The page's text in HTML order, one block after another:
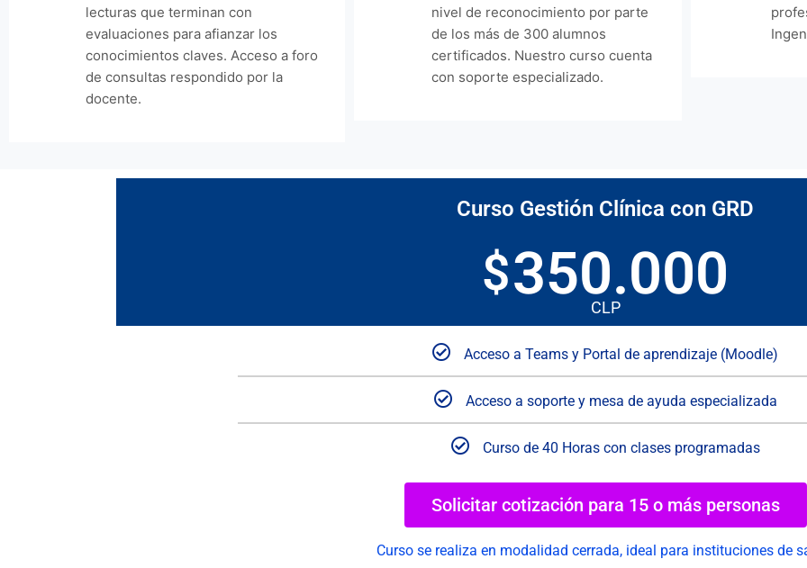
lecturas que terminan con
evaluaciones para afianzar los
conocimientos claves. Acceso a foro
de consultas respondido por la
docente.
nivel de reconocimiento por parte
de los más de 300 alumnos
certificados. Nuestro curso cuenta
con soporte especializado.
Curso Gestión Clínica con GRD
$350.000
CLP
Acceso a Teams y Portal de aprendizaje (Moodle)
Acceso a soporte y mesa de ayuda especializada
Curso de 40 Horas con clases programadas
Solicitar cotización para 15 o más personas
Curso se realiza en modalidad cerrada, ideal para instituciones de